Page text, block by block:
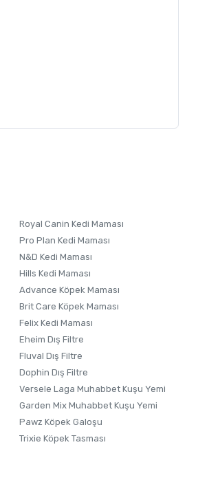
Royal Canin Kedi Maması
Pro Plan Kedi Maması
N&D Kedi Maması
Hills Kedi Maması
Advance Köpek Maması
Brit Care Köpek Maması
Felix Kedi Maması
Eheim Dış Filtre
Fluval Dış Filtre
Dophin Dış Filtre
Versele Laga Muhabbet Kuşu Yemi
Garden Mix Muhabbet Kuşu Yemi
Pawz Köpek Galoşu
Trixie Köpek Tasması